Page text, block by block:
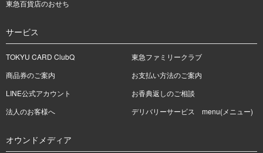
東急百貨店のおせち
サービス
TOKYU CARD ClubQ
東急ファミリークラブ
商品券のご案内
お支払い方法のご案内
LINE公式アカウント
お香典返しのご相談
法人のお客様へ
デリバリーサービス menu(メニュー)
オウンドメディア